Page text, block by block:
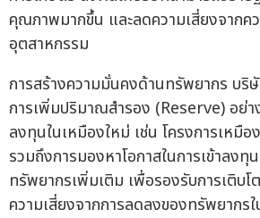
คุณภาพมากขึ้น และลดความเสี่ยงจาก
อุตสาหกรรม
การสร้างความมั่นคงด้านทรัพยากร บริ
การเพิ่มปริมาณสำรอง (Reserve) อย่
ลงทุนในเหมืองใหม่ เช่น โครงการเหมื
รวมถึงการมองหาโอกาสในการเข้าลง
ทรัพยากรเพิ่มเติม เพื่อรองรับการเติบโ
ความเสี่ยงจากการลดลงของทรัพยากร